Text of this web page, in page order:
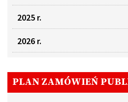
2025 r.
2026 r.
PLAN ZAMÓWIEŃ